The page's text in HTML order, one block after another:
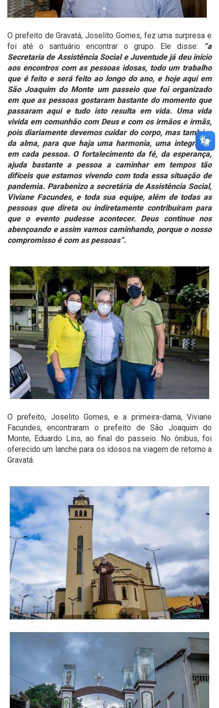
O prefeito de Gravatá, Joselito Gomes, fez uma surpresa e
foi até o santuário encontrar o grupo. Ele disse:
“a
Secretaria de Assistência Social e Juventude já deu início
aos encontros com as pessoas idosas, todo um trabalho
que é feito e será feito ao longo do ano, e hoje aqui em
São Joaquim do Monte um passeio que foi organizado
em que as pessoas gostaram bastante do momento que
passaram aqui e tudo isto resulta em vida. Uma vida
vivida em comunhão com Deus e com os irmãos e irmãs,
pois diariamente devemos cuidar do corpo, mas também
da alma, para que haja uma harmonia, uma integração
em cada pessoa. O fortalecimento da fé, da esperança,
ajuda bastante a pessoa a caminhar em tempos tão
difíceis que estamos vivendo com toda essa situação de
pandemia. Parabenizo a secretária de Assistência Social,
Viviane Facundes, e toda sua equipe, além de todas as
pessoas que direta ou indiretamente contribuíram para
que o evento pudesse acontecer. Deus continue nos
abençoando e assim vamos caminhando, porque o nosso
compromisso é com as pessoas”.
O prefeito, Joselito Gomes, e a primeira-dama, Viviane
Facundes, encontraram o prefeito de São Joaquim do
Monte, Eduardo Lins, ao final do passeio. No ônibus, foi
oferecido um lanche para os idosos na viagem de retorno a
Gravatá.